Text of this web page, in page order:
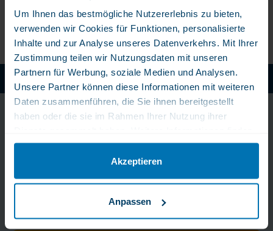
Um Ihnen das bestmögliche Nutzererlebnis zu bieten,
verwenden wir Cookies für Funktionen, personalisierte
Inhalte und zur Analyse unseres Datenverkehrs. Mit Ihrer
Zustimmung teilen wir Nutzungsdaten mit unseren
Partnern für Werbung, soziale Medien und Analysen.
Unsere Partner können diese Informationen mit weiteren
Daten zusammenführen, die Sie ihnen bereitgestellt
haben oder die sie im Rahmen Ihrer Nutzung ihrer
Sie in unserer Datenschutzerklärung.
Akzeptieren
Anpassen
WLS Pure: Ohne chemische Zusatze
Bleib immer am Puls
der Zeit!
Erhalten Sie exklusive Tipps, Angebote und Neuigkeiten
direkt in Ihr Postfach.